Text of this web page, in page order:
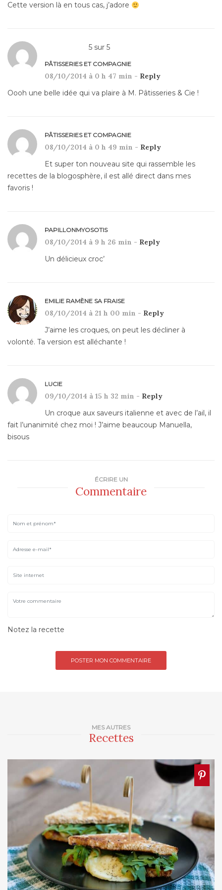
MES AUTRES
Recettes
Cette version là en tous cas, j’adore
5 sur 5
PÂTISSERIES ET COMPAGNIE
08/10/2014 à 0 h 47 min - Reply
Oooh une belle idée qui va plaire à M. Pâtisseries & Cie !
PÂTISSERIES ET COMPAGNIE
08/10/2014 à 0 h 49 min - Reply
Et super ton nouveau site qui rassemble les
recettes de la blogosphère, il est allé direct dans mes
favoris !
PAPILLONMYOSOTIS
08/10/2014 à 9 h 26 min - Reply
Un délicieux croc’
EMILIE RAMÈNE SA FRAISE
08/10/2014 à 21 h 00 min - Reply
J’aime les croques, on peut les décliner à
volonté. Ta version est alléchante !
LUCIE
09/10/2014 à 15 h 32 min - Reply
Un croque aux saveurs italienne et avec de l’ail, il
fait l’unanimité chez moi ! J’aime beaucoup Manuella,
bisous
ÉCRIRE UN
Commentaire
Notez la recette